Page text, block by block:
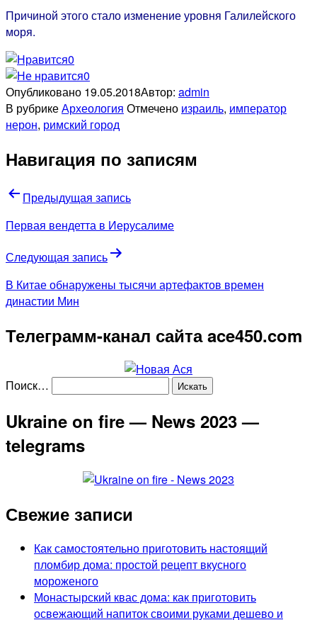
Причиной этого стало изменение уровня Галилейского
моря.
0
0
Опубликовано 19.05.2018Автор: admin
В рубрикеАрхеология Отмечено израиль, император
нерон, римский город
Навигация по записям
Предыдущая запись
Первая вендетта в Иерусалиме
Следующая запись
В Китае обнаружены тысячи артефактов времен
династии Мин
Телеграмм-канал сайта ace450.com
Поиск…
Ukraine on fire — News 2023 —
telegrams
Свежие записи
Как самостоятельно приготовить настоящий
пломбир дома: простой рецепт вкусного
мороженого
Монастырский квас дома: как приготовить
освежающий напиток своими руками дешево и